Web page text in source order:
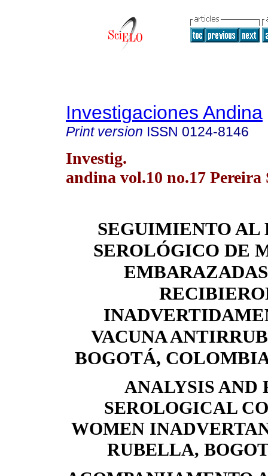
Investigaciones Andina
Print version ISSN 0124-8146
Investig.
andina vol.10 no.17 Pereira
SEGUIMIENTO AL
SEROLÓGICO DE
VACUNA
BOGOTÁ,
ANALYSIS AND
SEROLOGICAL
WOMEN
RUBELLA,